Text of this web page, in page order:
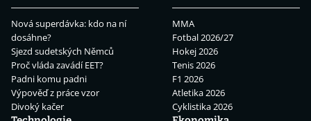
Nová superdávka: kdo na ní
dosáhne?
Sjezd sudetských Němců
Proč vláda zavádí EET?
Padni komu padni
Výpověď z práce vzor
Divoký kačer
MMA
Fotbal 2026/27
Hokej 2026
Tenis 2026
F1 2026
Atletika 2026
Cyklistika 2026